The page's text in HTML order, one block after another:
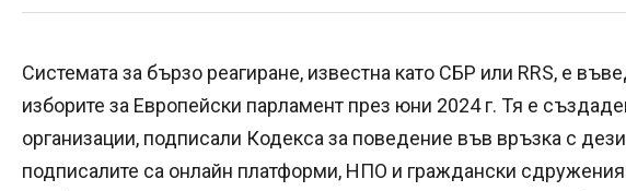
Системата за бързо реагиране, известна като СБР или RRS, е
изборите за Европейски парламент през юни 2024 г. Тя е
организации, подписали Кодекса за поведение във връзка с
подписалите са онлайн платформи, НПО и граждански